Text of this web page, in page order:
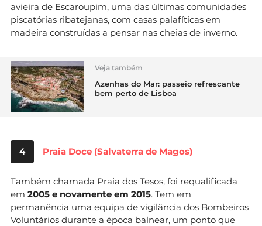
avieira de Escaroupim, uma das últimas comunidades
piscatórias ribatejanas, com casas palafíticas em
madeira construídas a pensar nas cheias de inverno.
Veja também
Azenhas do Mar: passeio refrescante
bem perto de Lisboa
4 Praia Doce (Salvaterra de Magos)
Também chamada Praia dos Tesos, foi requalificada
em 2005 e novamente em 2015. Tem em
permanência uma equipa de vigilância dos Bombeiros
Voluntários durante a época balnear, um ponto que